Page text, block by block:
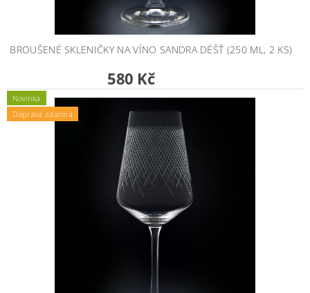
BROUŠENÉ SKLENIČKY NA VÍNO SANDRA DÉŠŤ (250 ML, 2 KS)
580 Kč
Novinka
Doprava zdarma